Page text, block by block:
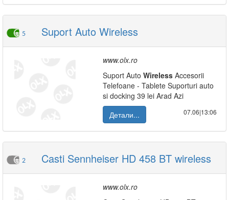
5 Suport Auto Wireless
www.olx.ro
Suport Auto Wireless Accesorii
Telefoane - Tablete Suporturi auto
si docking 39 lei Arad Azi
Детали...
07.06|13:06
2 Casti Sennheiser HD 458 BT wireless
www.olx.ro